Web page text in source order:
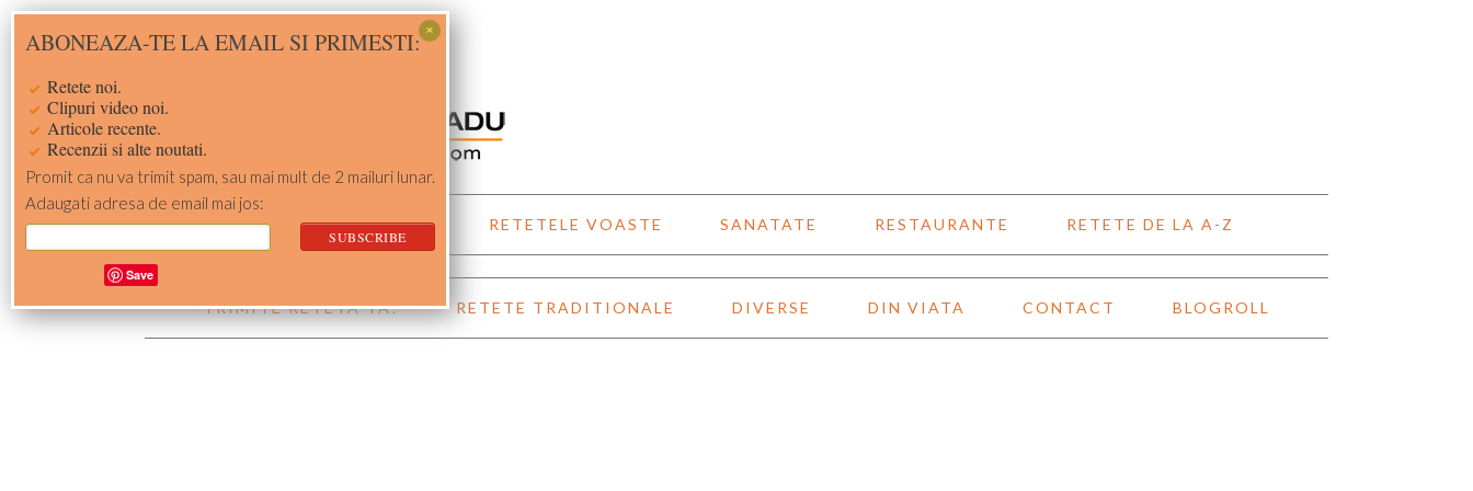
Skip
to
Skip
to
Skip
to
Skip
to
ACASA RETETE RETETELE VOASTE SANATATE RESTAURANTE RETETE DE LA A-Z
TRIMITE RETETA TA! RETETE TRADITIONALE DIVERSE DIN VIATA CONTACT BLOGROLL
ABONEAZA-TE LA EMAIL SI PRIMESTI:
Retete noi.
Clipuri video noi.
Articole recente.
Recenzii si alte noutati.
Promit ca nu va trimit spam, sau mai mult de 2 mailuri lunar.
Adaugati adresa de email mai jos:
Save